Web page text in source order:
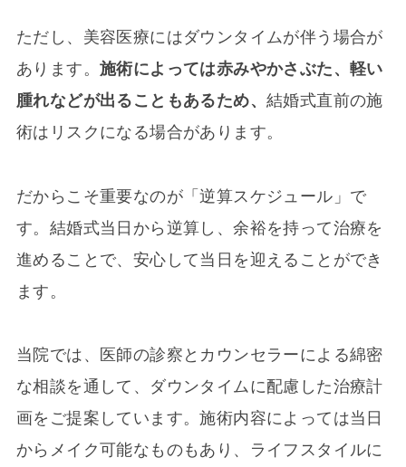
ただし、美容医療にはダウンタイムが伴う場合が
あります。 施術によっては赤みやかさぶた、軽い
腫れなどが出ることもあるため、 結婚式直前の施
術はリスクになる場合があります。
だからこそ重要なのが「逆算スケジュール」で
す。結婚式当日から逆算し、余裕を持って治療を
進めることで、安心して当日を迎えることができ
ます。
当院では、医師の診察とカウンセラーによる綿密
な相談を通して、ダウンタイムに配慮した治療計
画をご提案しています。施術内容によっては当日
からメイク可能なものもあり、ライフスタイルに